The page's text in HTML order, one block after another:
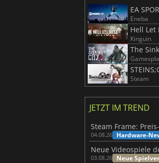
EA
Eneba
Hell Let
Kinguin
The
Steam
JETZT IM TREND
04.08.26 Hardware-
03.08.26 Neue